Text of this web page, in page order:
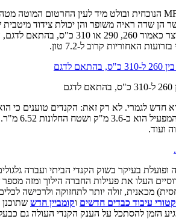
הן שדה ראיה משופר והן יכולת צידוד
העלו את פעילות החברה הילוך ומזה
פשוטה (יחסית) מכאנית, זולה יותר לתחזוקה
עיבוד כבדים חדשים וקומביין חדש
הזמן להסתכל על הענק הקנדי העולה גם